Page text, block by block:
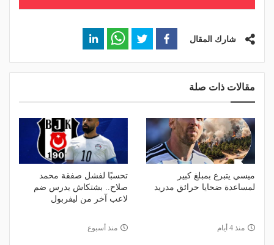
شارك المقال
مقالات ذات صلة
ميسي يتبرع بمبلغ كبير
لمساعدة ضحايا حرائق مدريد
منذ 4 أيام
تحسبًا لفشل صفقة محمد
صلاح.. بشتكاش يدرس ضم
لاعب آخر من ليفربول
منذ أسبوع